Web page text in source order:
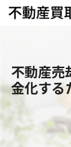
不動産売
金化する